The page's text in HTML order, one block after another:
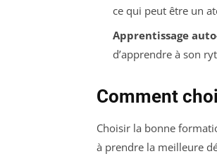
ce qui peut être un
Apprentissage
d’apprendre à son
Comment
Choisir la bonne
à prendre la meilleure